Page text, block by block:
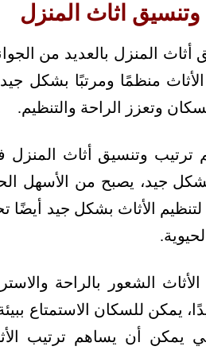
اثاث المنزل
أثاث المنزل بالعديد من
منظمًا ومرتبًا بشكل
وتعزز الراحة والتنظيم.
ترتيب وتنسيق أثاث
بشكل جيد، يصبح من الأسهل
الأثاث بشكل جيد أيضًا
الأثاث الشعور بالراحة
يمكن للسكان الاستمتاع
يمكن أن يساهم ترتيب